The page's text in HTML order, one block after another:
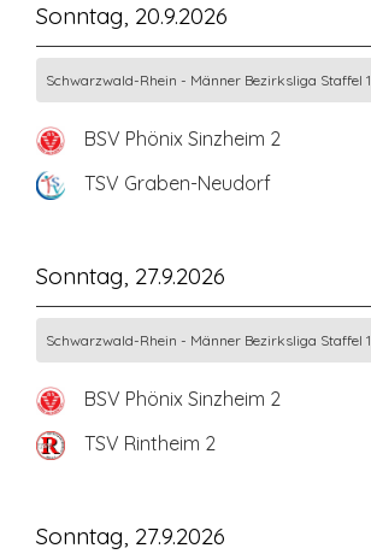
Sonntag, 20.9.2026
Schwarzwald-Rhein - Männer Bezirksliga Staffel 1
BSV Phönix Sinzheim 2
TSV Graben-Neudorf
Sonntag, 27.9.2026
Schwarzwald-Rhein - Männer Bezirksliga Staffel 1
BSV Phönix Sinzheim 2
TSV Rintheim 2
Sonntag, 27.9.2026